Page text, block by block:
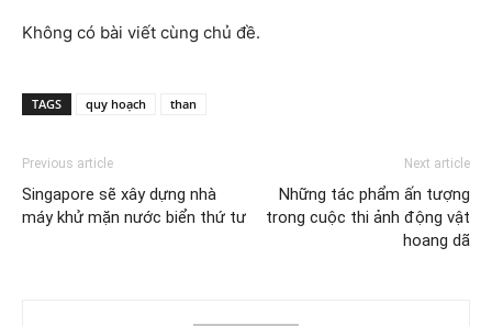
Không có bài viết cùng chủ đề.
TAGS quy hoạch than
Previous article
Singapore sẽ xây dựng nhà
máy khử mặn nước biển thứ tư
Next article
Những tác phẩm ấn tượng
trong cuộc thi ảnh động vật
hoang dã